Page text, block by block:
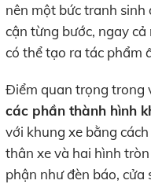
nên một bức tranh sinh
cận từng bước, ngay
có thể tạo ra tác phẩm
Điểm quan trọng trong
các phần thành hình
với khung xe bằng
thân xe và hai hình
phận như đèn báo, cửa